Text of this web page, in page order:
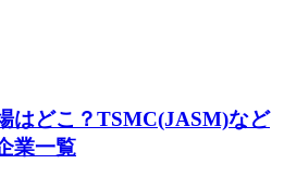
はどこ？TSMC(JASM)など
業一覧